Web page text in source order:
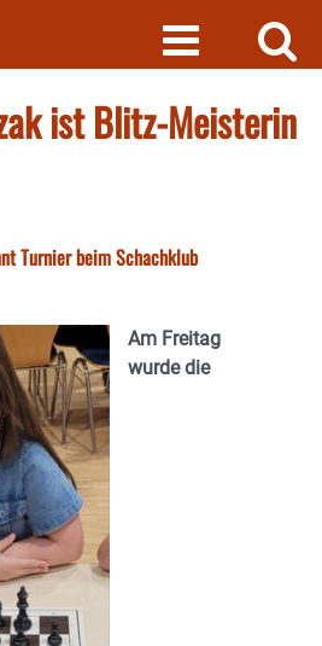
ist Blitz-Meisterin
Turnier beim Schachklub
Am Freitag
wurde die